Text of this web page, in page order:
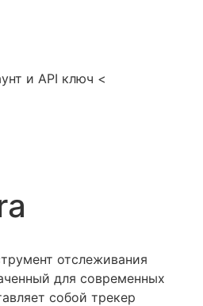
и API ключ <
отслеживания
для современных
собой трекер